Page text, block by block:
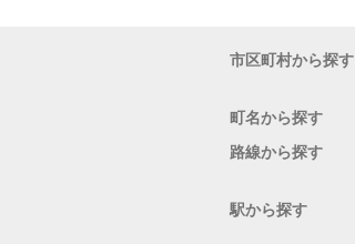
市区町村から探す
町名から探す
路線から探す
駅から探す